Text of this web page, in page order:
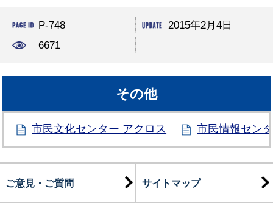
P-748
2015年2月4日
6671
その他
市民文化センター アクロス 市民情報セン
ご意見・ご質問 サイトマップ